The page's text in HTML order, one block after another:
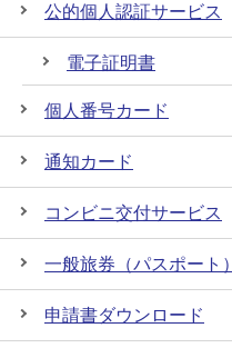
公的個人認証サービス
電子証明書
個人番号カード
通知カード
コンビニ交付サービス
一般旅券（パスポート）
申請書ダウンロード